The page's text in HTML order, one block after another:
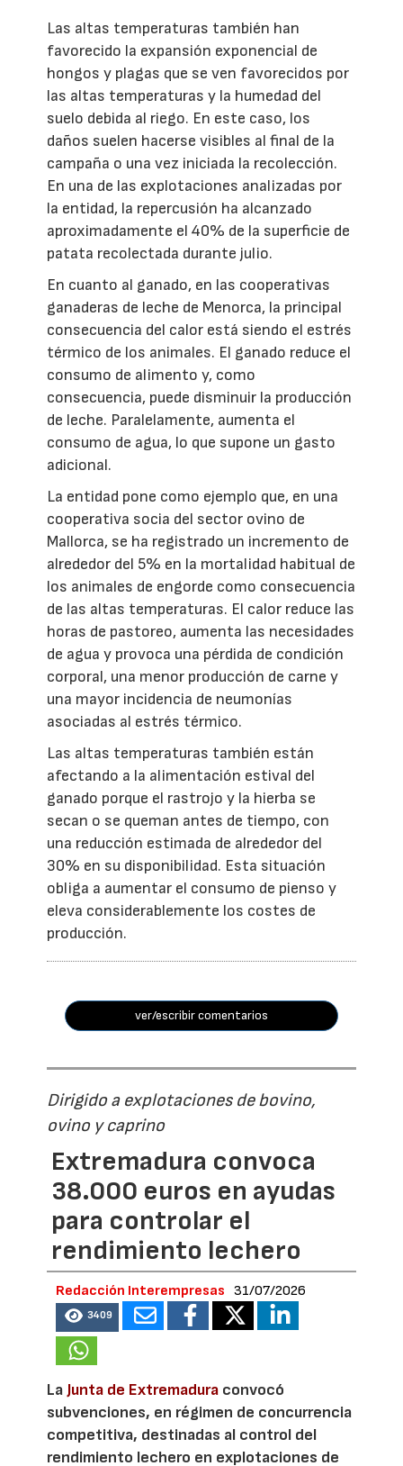
Las altas temperaturas también han
favorecido la expansión exponencial de
hongos y plagas que se ven favorecidos por
las altas temperaturas y la humedad del
suelo debida al riego. En este caso, los
daños suelen hacerse visibles al final de la
campaña o una vez iniciada la recolección.
En una de las explotaciones analizadas por
la entidad, la repercusión ha alcanzado
aproximadamente el 40% de la superficie de
patata recolectada durante julio.
En cuanto al ganado, en las cooperativas
ganaderas de leche de Menorca, la principal
consecuencia del calor está siendo el estrés
térmico de los animales. El ganado reduce el
consumo de alimento y, como
consecuencia, puede disminuir la producción
de leche. Paralelamente, aumenta el
consumo de agua, lo que supone un gasto
adicional.
La entidad pone como ejemplo que, en una
cooperativa socia del sector ovino de
Mallorca, se ha registrado un incremento de
alrededor del 5% en la mortalidad habitual de
los animales de engorde como consecuencia
de las altas temperaturas. El calor reduce las
horas de pastoreo, aumenta las necesidades
de agua y provoca una pérdida de condición
corporal, una menor producción de carne y
una mayor incidencia de neumonías
asociadas al estrés térmico.
Las altas temperaturas también están
afectando a la alimentación estival del
ganado porque el rastrojo y la hierba se
secan o se queman antes de tiempo, con
una reducción estimada de alrededor del
30% en su disponibilidad. Esta situación
obliga a aumentar el consumo de pienso y
eleva considerablemente los costes de
producción.
ver/escribir comentarios
Dirigido a explotaciones de bovino,
ovino y caprino
Extremadura convoca
38.000 euros en ayudas
para controlar el
rendimiento lechero
Redacción Interempresas 31/07/2026
3409
La Junta de Extremadura convocó
subvenciones, en régimen de concurrencia
competitiva, destinadas al control del
rendimiento lechero en explotaciones de